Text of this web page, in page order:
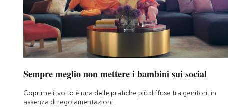
Sempre meglio non mettere i bambini sui social
Coprirne il volto è una delle pratiche più diffuse tra genitori, in
assenza di regolamentazioni